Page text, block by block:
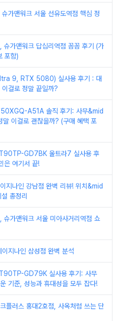
가맨워크 서울 선유도역점 핵심 정
슈가맨워크 답십리역점 꼼꼼 후기 (가
포함)
9, RTX 5080) 실사용 후기 : 대
걸로 정말 끝일까?
A51A 솔직 후기: 사무&mid
이걸로 괜찮을까? (구매 혜택 포
GD7BK 울트라7 실사용 후
은 여기서 끝!
지나인 강남점 완벽 리뷰! 위치&mid
총정리
슈가맨워크 서울 미아사거리역점 쇼
지나인 삼성점 완벽 분석
GD79K 실사용 후기: 사무
기준, 성능과 휴대성을 모두 잡다!
플러스 홍대2호점, 사옥처럼 쓰는 단